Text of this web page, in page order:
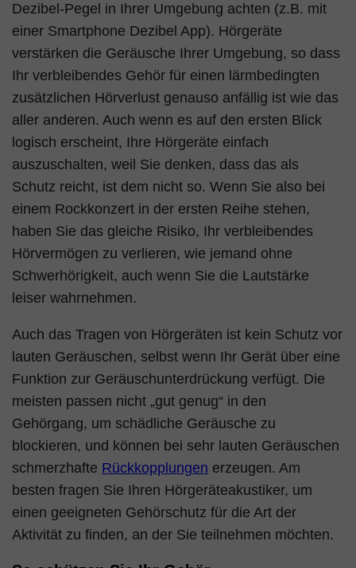
Dezibel-Pegel in Ihrer Umgebung achten (z.B. mit
einer Smartphone Dezibel App). Hörgeräte
verstärken die Geräusche Ihrer Umgebung, so dass
Ihr verbleibendes Gehör für einen lärmbedingten
zusätzlichen Hörverlust genauso anfällig ist wie das
aller anderen. Auch wenn es auf den ersten Blick
logisch erscheint, Ihre Hörgeräte einfach
auszuschalten, weil Sie denken, dass das als
Schutz reicht, ist dem nicht so. Wenn Sie also bei
einem Rockkonzert in der ersten Reihe stehen,
haben Sie das gleiche Risiko, Ihr verbleibendes
Hörvermögen zu verlieren, wie jemand ohne
Schwerhörigkeit, auch wenn Sie die Lautstärke
leiser wahrnehmen.
Auch das Tragen von Hörgeräten ist kein Schutz vor
lauten Geräuschen, selbst wenn Ihr Gerät über eine
Funktion zur Geräuschunterdrückung verfügt. Die
meisten passen nicht „gut genug“ in den
Gehörgang, um schädliche Geräusche zu
blockieren, und können bei sehr lauten Geräuschen
schmerzhafte Rückkopplungen erzeugen. Am
besten fragen Sie Ihren Hörgeräteakustiker, um
einen geeigneten Gehörschutz für die Art der
Aktivität zu finden, an der Sie teilnehmen möchten.